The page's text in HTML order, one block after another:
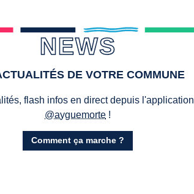
NEWS
DE VOTRE COMMUNE
flash infos en direct depuis l'application
@ayguemorte !
Comment ça marche ?